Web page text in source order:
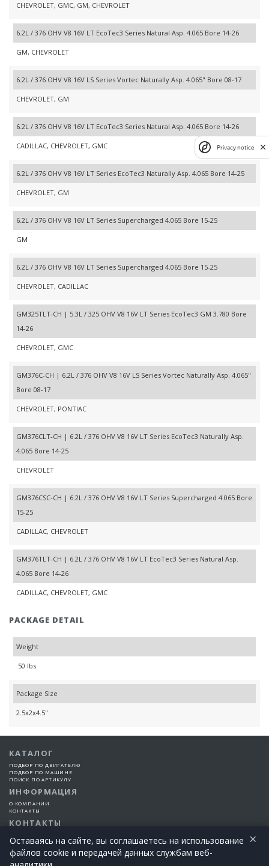
CHEVROLET, GMC, GM, CHEVROLET
6.2L / 376 OHV V8 16V LT EcoTec3 Series Natural Asp. 4.065 Bore 14-26
GM, CHEVROLET
6.2L / 376 OHV V8 16V LS Series Vortec Naturally Asp. 4.065" Bore 08-17
CHEVROLET, GM
6.2L / 376 OHV V8 16V LT EcoTec3 Series Natural Asp. 4.065 Bore 14-26
CADILLAC, CHEVROLET, GMC
6.2L / 376 OHV V8 16V LT Series EcoTec3 Naturally Asp. 4.065 Bore 14-25
CHEVROLET, GM
6.2L / 376 OHV V8 16V LT Series Supercharged 4.065 Bore 15-25
GM
6.2L / 376 OHV V8 16V LT Series Supercharged 4.065 Bore 15-25
CHEVROLET, CADILLAC
GM325TLT-CH | 5.3L / 325 OHV V8 16V LT Series EcoTec3 GM 3.780 Bore
14-26
CHEVROLET, GMC
GM376C-CH | 6.2L / 376 OHV V8 16V LS Series Vortec Naturally Asp. 4.065"
Bore 08-17
CHEVROLET, PONTIAC
GM376CLT-CH | 6.2L / 376 OHV V8 16V LT Series EcoTec3 Naturally Asp.
4.065 Bore 14-25
CHEVROLET
GM376CSC-CH | 6.2L / 376 OHV V8 16V LT Series Supercharged 4.065 Bore
15-25
CADILLAC, CHEVROLET
GM376TLT-CH | 6.2L / 376 OHV V8 16V LT EcoTec3 Series Natural Asp.
4.065 Bore 14-26
CADILLAC, CHEVROLET, GMC
PACKAGE DETAIL
Weight
.50 lbs
Package Size
2.5x2x4.5"
КАТАЛОГ
ПОДБОР ПО ДВИГАТЕЛЮ
ПОДБОР ПО МАШИНЕ
ПОИСК ПО АРТИКУЛУ
ИНФОРМАЦИЯ
О КОМПАНИИ
КОНТАКТЫ
КОНТАКТЫ
©2015-2026 Все права защищены | EngineTech Россия
Оставаясь на сайте, вы соглашаетесь на использование
файлов cookie и передачей данных службам веб-
×
Privacy notice